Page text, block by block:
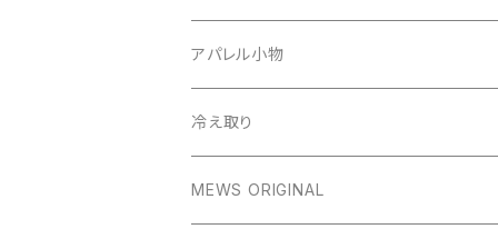
イヤリング
リング
イヤリング
ネックレス
イヤーカフ
アパレル小物
冷え取り
MEWS ORIGINAL